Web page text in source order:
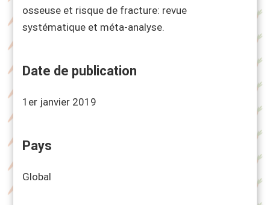
osseuse et risque de fracture: revue
systématique et méta-analyse.
Date de publication
1er janvier 2019
Pays
Global